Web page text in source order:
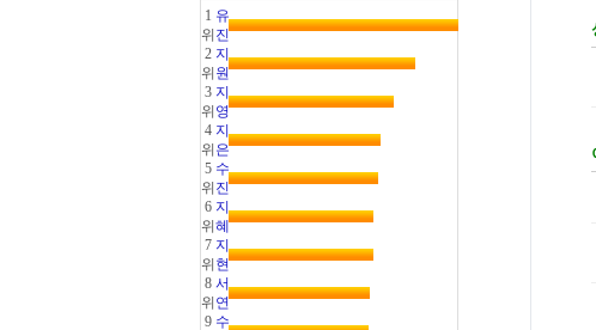
1
위
유
진
2
위
지
원
3
위
지
영
4
위
지
은
5
위
수
진
6
위
지
혜
7
위
지
현
8
위
서
연
9 수